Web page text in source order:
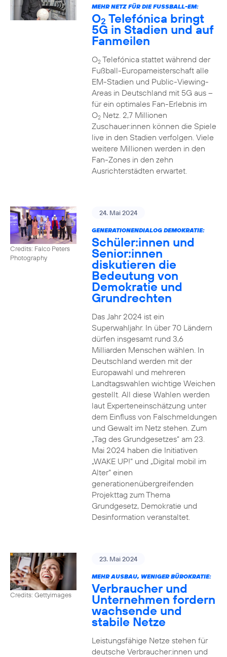
MEHR NETZ FÜR DIE FUSSBALL-EM:
O2 Telefónica bringt
5G in Stadien und auf
Fanmeilen
O2Telefónica stattet während der
Fußball-Europameisterschaft alle
EM-Stadien und Public-Viewing-
Areas in Deutschland mit 5G aus –
für ein optimales Fan-Erlebnis im
O2Netz. 2,7 Millionen
Zuschauer:innen können die Spiele
live in den Stadien verfolgen. Viele
weitere Millionen werden in den
Fan-Zones in den zehn
Ausrichterstädten erwartet.
Credits: Falco Peters
Photography
24. Mai 2024
GENERATIONENDIALOG DEMOKRATIE:
Schüler:innen und
Senior:innen
diskutieren die
Bedeutung von
Demokratie und
Grundrechten
Das Jahr 2024 ist ein
Superwahljahr. In über 70 Ländern
dürfen insgesamt rund 3,6
Milliarden Menschen wählen. In
Deutschland werden mit der
Europawahl und mehreren
Landtagswahlen wichtige Weichen
gestellt. All diese Wahlen werden
laut Experteneinschätzung unter
dem Einfluss von Falschmeldungen
und Gewalt im Netz stehen. Zum
„Tag des Grundgesetzes“ am 23.
Mai 2024 haben die Initiativen
„WAKE UP!“ und „Digital mobil im
Alter“ einen
generationenübergreifenden
Projekttag zum Thema
Grundgesetz, Demokratie und
Desinformation veranstaltet.
Credits: Gettyimages
23. Mai 2024
MEHR AUSBAU, WENIGER BÜROKRATIE:
Verbraucher und
Unternehmen fordern
wachsende und
stabile Netze
Leistungsfähige Netze stehen für
deutsche Verbraucher:innen und